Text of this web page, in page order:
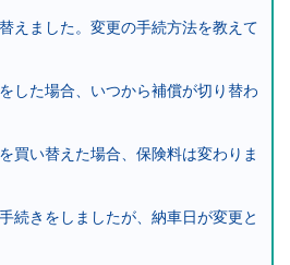
えました。変更の手続方法を教えて
した場合、いつから補償が切り替わ
買い替えた場合、保険料は変わりま
続きをしましたが、納車日が変更と